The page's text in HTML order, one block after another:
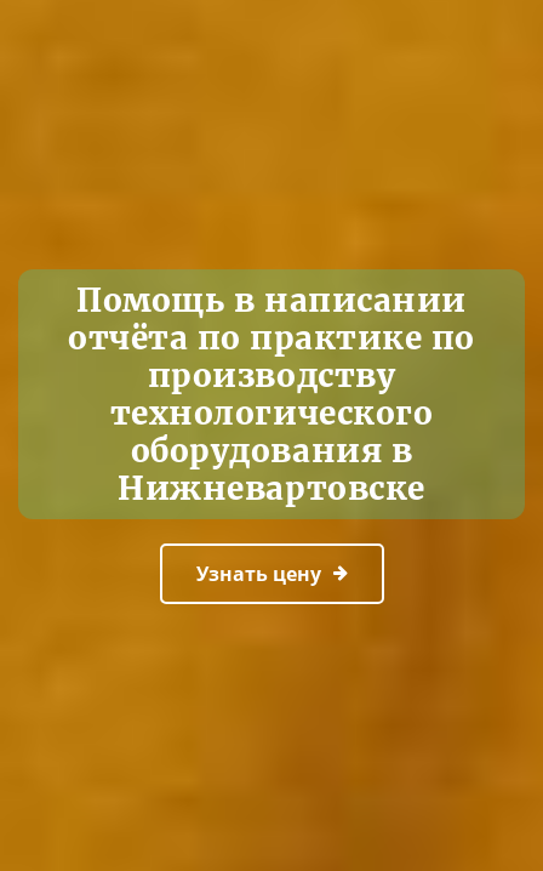
Помощь в написании
отчёта по практике по
производству
технологического
оборудования в
Нижневартовске
Узнать цену